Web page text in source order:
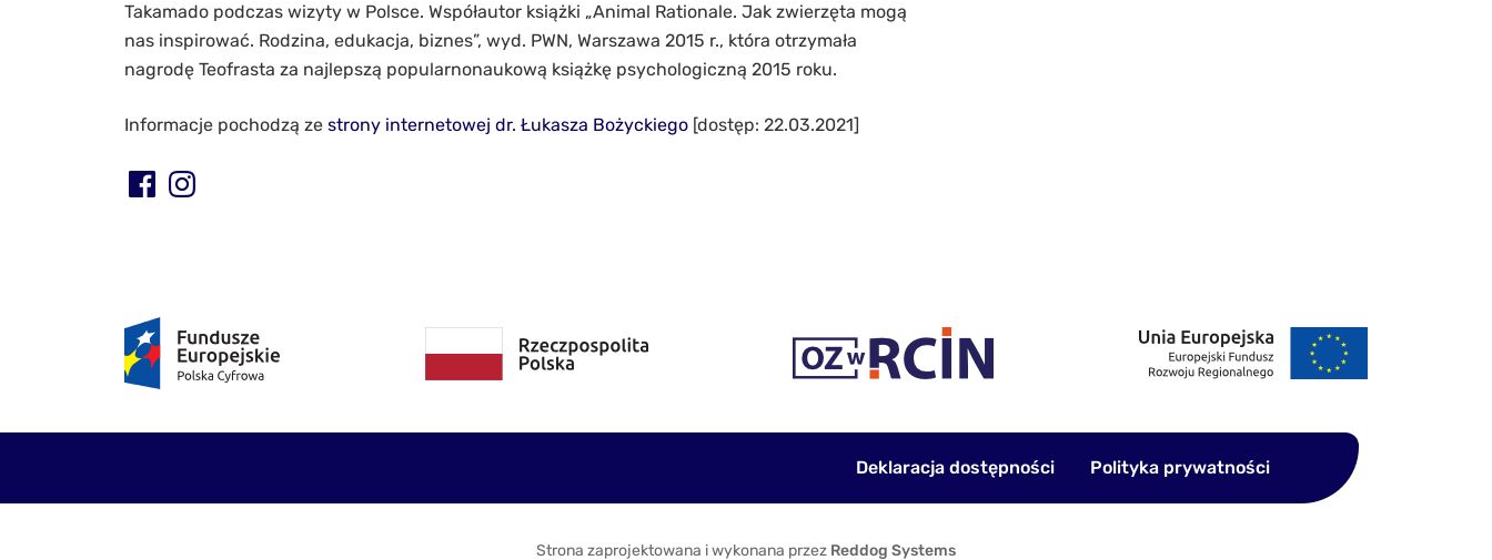
Takamado podczas wizyty w Polsce. Współautor książki „Animal Rationale. Jak zwierzęta mogą
nas inspirować. Rodzina, edukacja, biznes”, wyd. PWN, Warszawa 2015 r., która otrzymała
nagrodę Teofrasta za najlepszą popularnonaukową książkę psychologiczną 2015 roku.
Informacje pochodzą ze strony internetowej dr. Łukasza Bożyckiego [dostęp: 22.03.2021]
Deklaracja dostępności Polityka prywatności
Strona zaprojektowana i wykonana przez Reddog Systems